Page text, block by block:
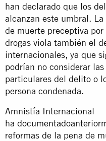
han declarado que los
alcanzan este umbral.
de muerte preceptiva
drogas viola también el
internacionales, ya que
podrían no considerar
particulares del delito o
persona condenada.
Amnistía Internacional
ha documentado
reformas de la pena de